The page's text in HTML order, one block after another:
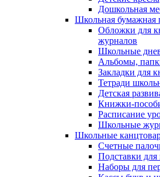
Дошкольная
Школьная бумажная
Обложки для
журналов
Школьные
Альбомы,
Закладки для
Тетради
Детская
Книжки-
Расписание
Школьные
Школьные
Счетные
Подставки для
Наборы для